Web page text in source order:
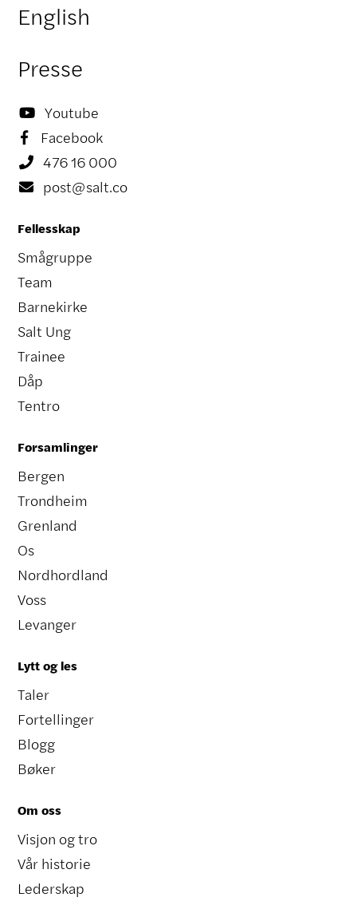
English
Presse
 Youtube
 Facebook
 476 16 000
 post@salt.co
Fellesskap
Smågruppe
Team
Barnekirke
Salt Ung
Trainee
Dåp
Tentro
Forsamlinger
Bergen
Trondheim
Grenland
Os
Nordhordland
Voss
Levanger
Lytt og les
Taler
Fortellinger
Blogg
Bøker
Om oss
Visjon og tro
Vår historie
Lederskap